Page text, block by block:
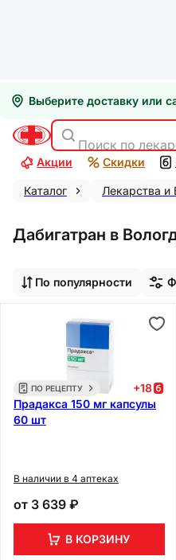
Выберите доставку или
Поиск по
Акции Скидки
Каталог Лекарства
Дабигатран в
По популярности
ПО РЕЦЕПТУ +18
Прадакса 150 мг капсулы
60 шт
В наличии в 4 аптеках
от 3 639 ₽
В КОРЗИНУ